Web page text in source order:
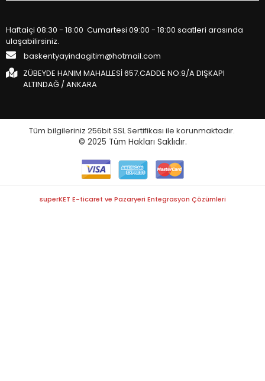
Haftaiçi 08:30 - 18:00 Cumartesi 09:00 - 18:00 saatleri arasında
ulaşabilirsiniz.
baskentyayindagitim@hotmail.com
ZÜBEYDE HANIM MAHALLESİ 657.CADDE NO:9/A DIŞKAPI
ALTINDAĞ / ANKARA
Tüm bilgileriniz 256bit SSL Sertifikası ile korunmaktadır.
© 2025 Tüm Hakları Saklıdır.
superKET E-ticaret ve Pazaryeri Entegrasyon Çözümleri